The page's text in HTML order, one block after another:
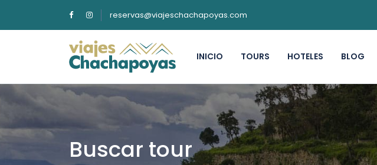
reservas@viajeschachapoyas.com
INICIO TOURS HOTELES BLOG
Buscar tour